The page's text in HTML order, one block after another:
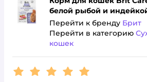
белой рыбой и
Перейти к бренду Брит
Перейти в категорию
кошек
Рейтинг:5